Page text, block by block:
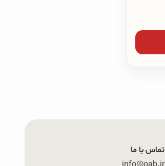
تماس با ما